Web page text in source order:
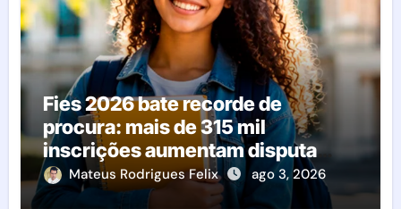
Fies 2026 bate recorde de
procura: mais de 315 mil
inscrições aumentam disputa
pelas vagas; veja o que acontece
agora
Mateus Rodrigues Felix ago 3, 2026